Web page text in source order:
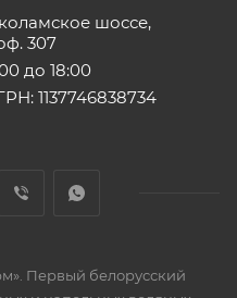
шоссе,
307
до 18:00
1137746838734
Первый белорусский